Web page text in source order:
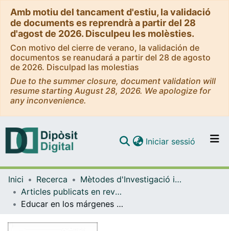
Amb motiu del tancament d'estiu, la validació
de documents es reprendrà a partir del 28
d'agost de 2026. Disculpeu les molèsties.
Con motivo del cierre de verano, la validación de
documentos se reanudará a partir del 28 de agosto
de 2026. Disculpad las molestias
Due to the summer closure, document validation will
resume starting August 28, 2026. We apologize for
any inconvenience.
Navega per tot el DD
Iniciar sessió (current)
Inici Recerca
Mètodes d'Investigació i Diagnòstic en Educació
Articles publicats en revistes (Mètodes d'Investigació i Diagnòstic en Educació)
Educar en los márgenes del sistema: educación comunitaria para la emancipación